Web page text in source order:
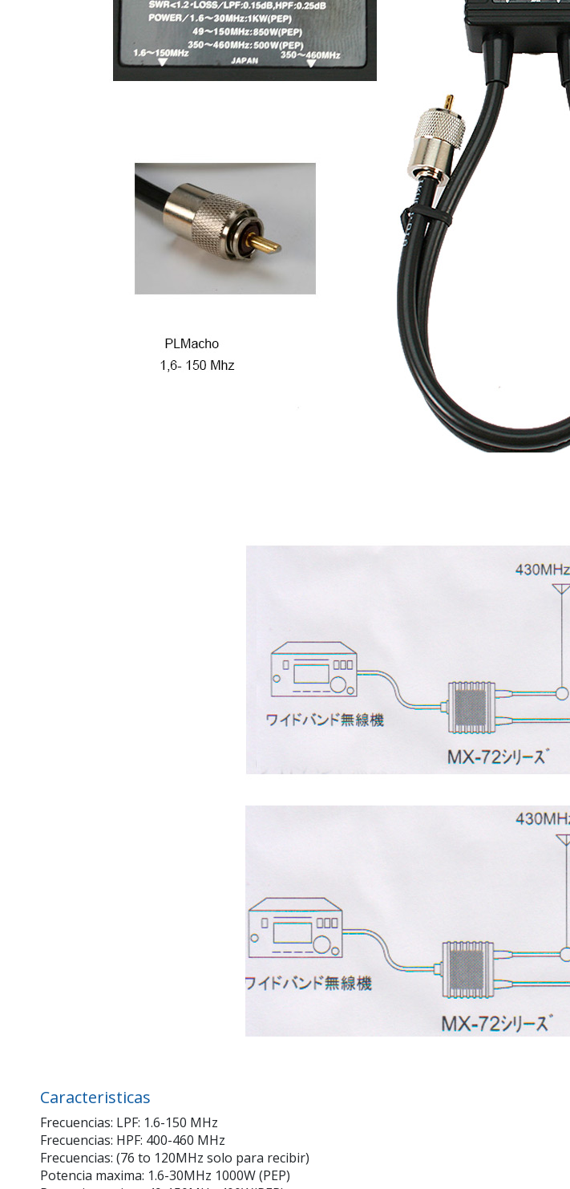
Caracteristicas
Frecuencias: LPF: 1.6-150 MHz
Frecuencias: HPF: 400-460 MHz
Frecuencias: (76 to 120MHz solo para recibir)
Potencia maxima: 1.6-30MHz 1000W (PEP)